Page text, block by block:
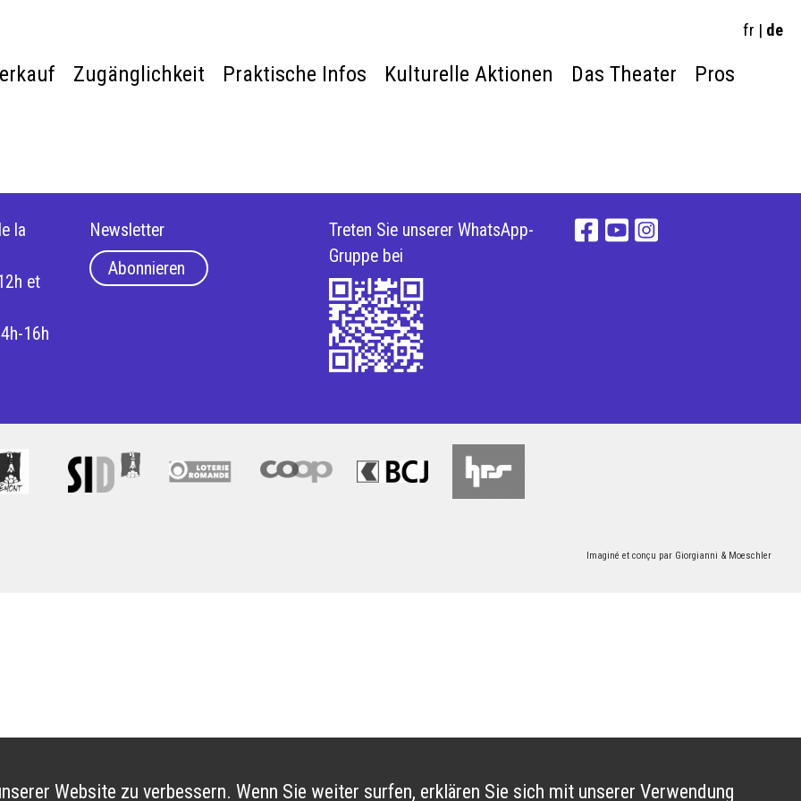
fr | de
Zugänglichkeit Praktische Infos Kulturelle Aktionen Das Theater Pros
la
et
16h
Newsletter
Abonnieren
Treten Sie unserer WhatsApp-
Gruppe bei
Imaginé et conçu par Giorgianni & Moeschler
Website zu verbessern. Wenn Sie weiter surfen, erklären Sie sich mit unserer Verwendung